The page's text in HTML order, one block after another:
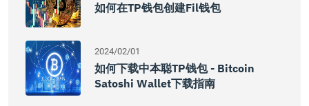
如何在TP钱包创建Fil钱包
2024/02/01
如何下载中本聪TP钱包 - Bitcoin
Satoshi Wallet下载指南